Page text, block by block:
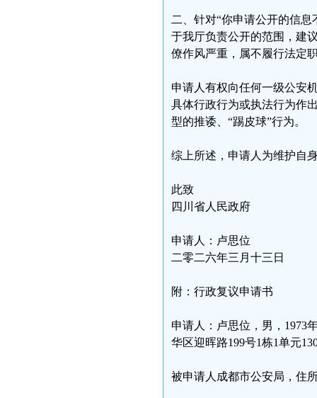
二、针对“你申请公开的信
于我厅负责公开的范围，建
僚作风严重，属不履行法定
申请人有权向任何一级公安
具体行政行为或执法行为作
型的推诿、“踢皮球”行为。
综上所述，申请人为维护自
此致
四川省人民政府
申请人：卢思位
二零二六年三月十三日
附：行政复议申请书
申请人：卢思位，男，1973
华区迎晖路199号1栋1单元
被申请人成都市公安局，住